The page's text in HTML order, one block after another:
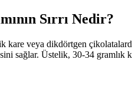
Sırrı Nedir?
veya dikdörtgen
sağlar. Üstelik, 30-34